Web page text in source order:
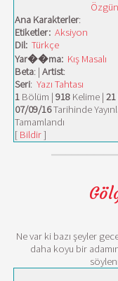
Ana Karakterler:
Etiketler: Aksiyon
Dil: Türkçe
Yar��ma: Kış Masalı
Beta: | Artist:
Seri: Yazı Tahtası
1 Bölüm | 918 Kelime | 21
07/09/16Tarihinde
Tamamlandı
[ Bildir]
Ne var ki bazı şeyler
daha koyu bir